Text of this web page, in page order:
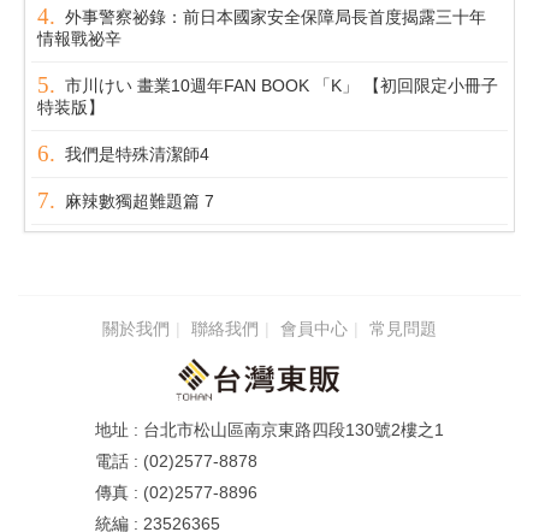
外事警察祕錄：前日本國家安全保障局長首度揭露三十年
情報戰祕辛
市川けい 畫業10週年FAN BOOK 「K」 【初回限定小冊子
特装版】
我們是特殊清潔師4
麻辣數獨超難題篇 7
關於我們 聯絡我們 會員中心 常見問題
台北市松山區南京東路四段130號2樓之1
(02)2577-8878
(02)2577-8896
23526365